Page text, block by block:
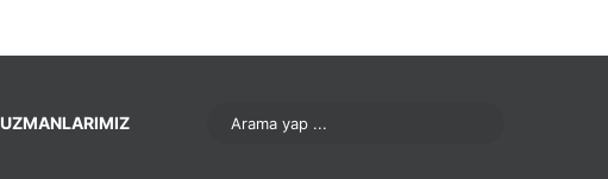
UZMANLARIMIZ